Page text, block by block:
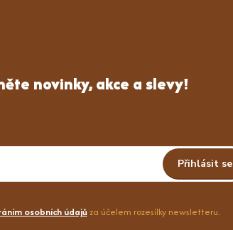
novinky, akce a slevy!
Přihlásit se
osobních údajůza účelem rozesílky newsletteru.